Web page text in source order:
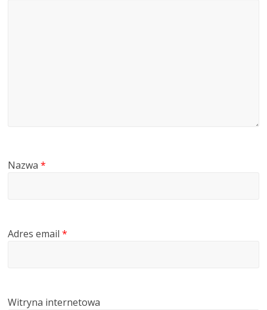
Nazwa*
Adres email*
Witryna internetowa